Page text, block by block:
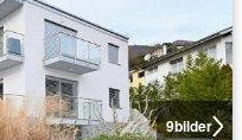
9bilder